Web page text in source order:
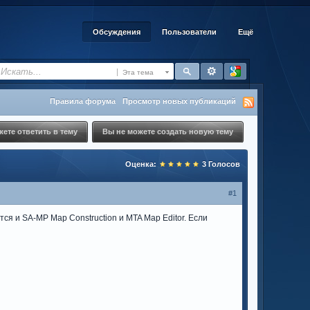
Обсуждения Пользователи Ещё
Эта тема
Правила форума Просмотр новых публикаций
Вы не можете создать новую тему
ответить в тему
Оценка: 3Голосов
#1
и SA-MP Map Construction и MTA Map Editor. Если